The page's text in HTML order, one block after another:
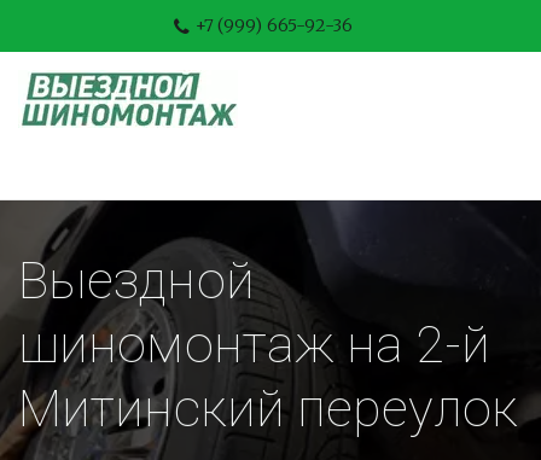
+7 (999) 665-92-36
Выездной
шиномонтаж на 2-й
Митинский переулок